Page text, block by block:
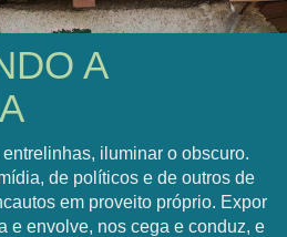
A
iluminar o obscuro.
de políticos e de outros de
em proveito próprio. Expor
e envolve, nos cega e conduz, e